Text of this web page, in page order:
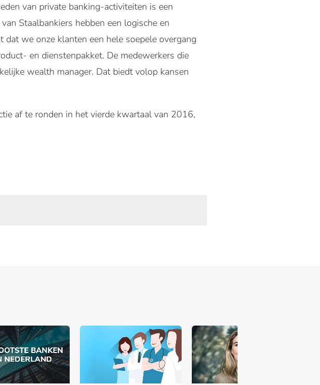
van private banking-activiteiten is een
Staalbankiers hebben een logische en
we onze klanten een hele soepele overgang
en dienstenpakket. De medewerkers die
wealth manager. Dat biedt volop kansen
af te ronden in het vierde kwartaal van 2016,
om je merk te versterken en zichtbaar te maken op